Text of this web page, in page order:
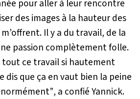
pour aller à leur rencontre
des images à la hauteur des
Il y a du travail, de la
passion complètement folle.
tout ce travail si hautement
dis que ça en vaut bien la peine
, a confié Yannick.